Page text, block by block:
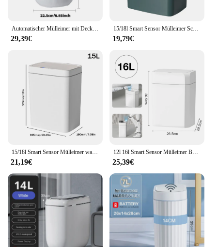
Automatischer Mülleimer mit Deckel, kleiner intelligenter Mülleimer aus Kunststoff, Bewegungsmelder-Mülleimer für Schlafzimmer, Badezimmer, Küche, Büro
29,39€
15/18l Smart Sensor Mülleimer Schlafzimmer Küche Mülleimer Auto Bewegungs sensor Bad Toilette Mülleimer berührungs los Mülleimer
19,79€
15/18l Smart Sensor Mülleimer wasserdicht intelligente berührungs lose Mülleimer leise Auto Bewegungs sensor Müll für Küche Bad
21,19€
12l 16l Smart Sensor Mülleimer Bad Anti-Geruch automatischen Mülleimer für Toilette weißen elektrischen Papierkorb
25,39€